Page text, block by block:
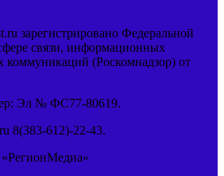
зарегистрировано Федеральной
связи, информационных
коммуникаций (Роскомнадзор) от
Эл № ФС77-80619.
8(383-612)-22-43.